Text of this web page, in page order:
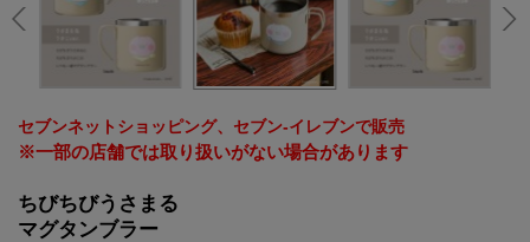
セブンネットショッピング、セブン‐イレブンで販売
※一部の店舗では取り扱いがない場合があります
ちびちびうさまる
マグタンブラー